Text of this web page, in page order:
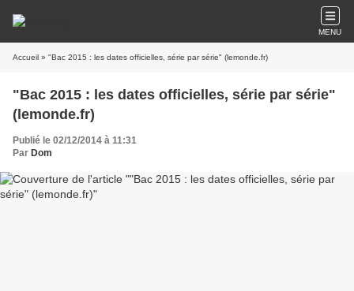
MENU
Accueil » "Bac 2015 : les dates officielles, série par série" (lemonde.fr)
"Bac 2015 : les dates officielles, série par série"
(lemonde.fr)
Publié le 02/12/2014 à 11:31
Par Dom